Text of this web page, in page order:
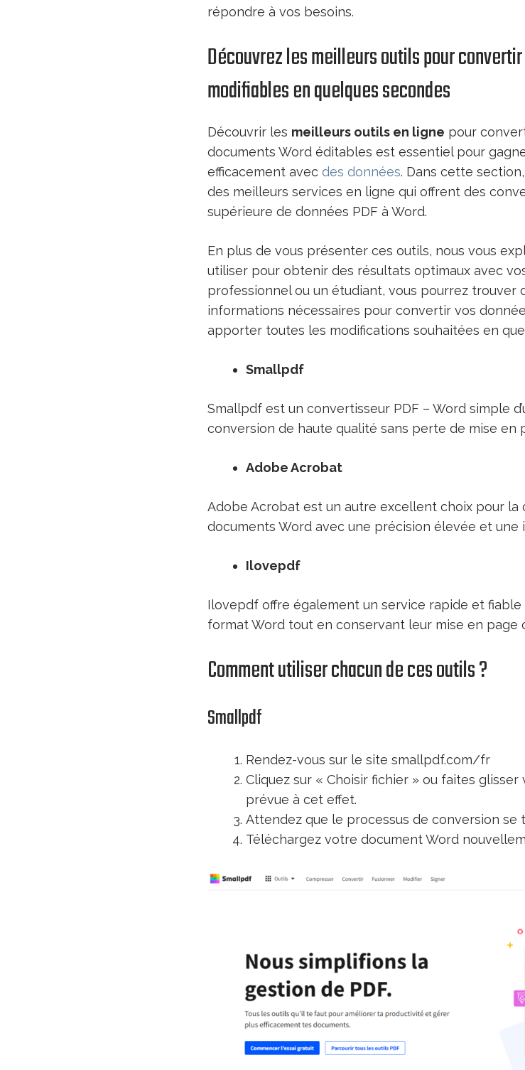
répondre à vos besoins.
Découvrez les meilleurs outils pour
modifiables en quelques secondes
Découvrir les meilleurs outils en ligne pour
documents Word éditables est essentiel pour
efficacement avec des données. Dans cette
des meilleurs services en ligne qui offrent des
supérieure de données PDF à Word.
En plus de vous présenter ces outils, nous vous
utiliser pour obtenir des résultats optimaux avec
professionnel ou un étudiant, vous pourrez trouver
informations nécessaires pour convertir vos
apporter toutes les modifications souhaitées en
Smallpdf
Smallpdf est un convertisseur PDF – Word simple
conversion de haute qualité sans perte de mise en
Adobe Acrobat
Adobe Acrobat est un autre excellent choix pour la
documents Word avec une précision élevée et une
Ilovepdf
Ilovepdf offre également un service rapide et
format Word tout en conservant leur mise en page
Comment utiliser chacun de ces outils ?
Smallpdf
Rendez-vous sur le site smallpdf.com/fr
Cliquez sur « Choisir fichier » ou faites
prévue à cet effet.
Attendez que le processus de conversion se
Téléchargez votre document Word